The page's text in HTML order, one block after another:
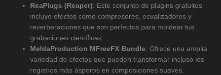
ReaPlugs (Reaper): Este conjunto de plugins gratuitos
incluye efectos como compresores, ecualizadores y
reverberaciones que son perfectos para moldear tus
grabaciones científicas.
MeldaProduction MFreeFX Bundle: Ofrece una amplia
variedad de efectos que pueden transformar incluso los
registros más ásperos en composiciones suaves.